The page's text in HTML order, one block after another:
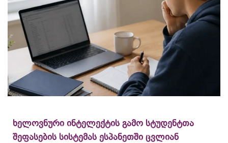
ხელოვნური ინტელექტის გამო სტუდენტთა
შეფასების სისტემას ესპანეთში ცვლიან